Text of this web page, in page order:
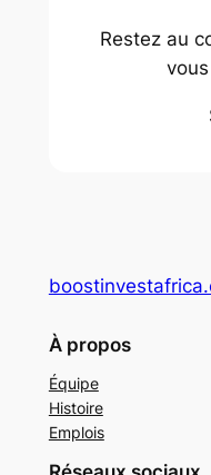
Restez au
À propos
Équipe
Histoire
Emplois